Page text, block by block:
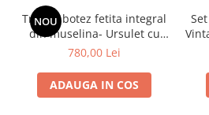
NOU
Trusou botez fetita integral
din muselina- Ursulet cu
Baloane
780,00 Lei
ADAUGA IN COS